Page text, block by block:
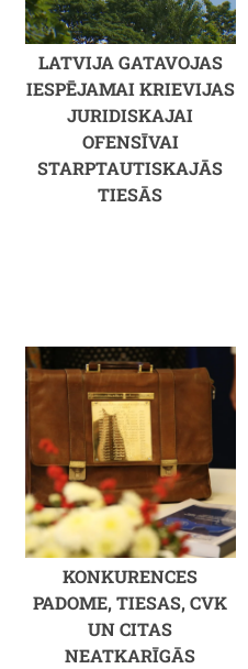
LATVIJA GATAVOJAS
IESPĒJAMAI KRIEVIJAS
JURIDISKAJAI
OFENSĪVAI
STARPTAUTISKAJĀS
TIESĀS
KONKURENCES
PADOME, TIESAS, CVK
UN CITAS
NEATKARĪGĀS